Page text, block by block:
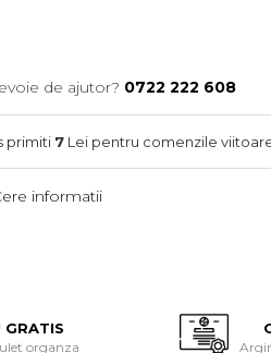
de ajutor? 0722 222 608
primiti 7 Lei pentru comenzile
informatii
GRATIS
organza